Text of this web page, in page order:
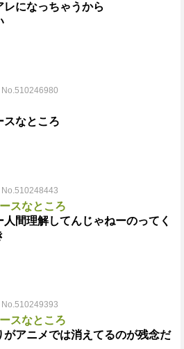
になっちゃうから
スなところ
スなところ
間理解してんじゃねーのってく
スなところ
アニメでは消えてるのが残念だ